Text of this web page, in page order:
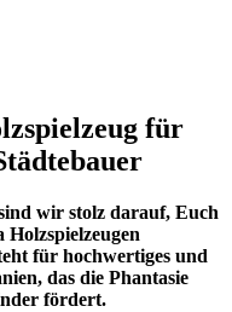
für
wir stolz darauf, Euch
für hochwertiges und
das die Phantasie
fördert.